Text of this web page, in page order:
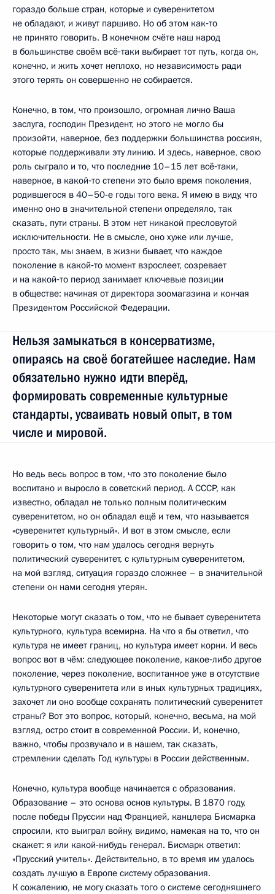
гораздо больше стран, которые и суверенитетом
не обладают, и живут паршиво. Но об этом как‑то
не принято говорить. В конечном счёте наш народ
в большинстве своём всё‑таки выбирает тот путь, когда он,
конечно, и жить хочет неплохо, но независимость ради
этого терять он совершенно не собирается.
Конечно, в том, что произошло, огромная лично Ваша
заслуга, господин Президент, но этого не могло бы
произойти, наверное, без поддержки большинства россиян,
которые поддерживали эту линию. И здесь, наверное, свою
роль сыграло и то, что последние 10–15 лет всё‑таки,
наверное, в какой‑то степени это было время поколения,
родившегося в 40–50-е годы того века. Я имею в виду, что
именно оно в значительной степени определяло, так
сказать, пути страны. В этом нет никакой пресловутой
исключительности. Не в смысле, оно хуже или лучше,
просто так, мы знаем, в жизни бывает, что каждое
поколение в какой‑то момент взрослеет, созревает
и на какой‑то период занимает ключевые позиции
в обществе: начиная от директора зоомагазина и кончая
Президентом Российской Федерации.
Нельзя замыкаться в консерватизме,
опираясь на своё богатейшее наследие. Нам
обязательно нужно идти вперёд,
формировать современные культурные
стандарты, усваивать новый опыт, в том
числе и мировой.
Но ведь весь вопрос в том, что это поколение было
воспитано и выросло в советский период. А СССР, как
известно, обладал не только полным политическим
суверенитетом, но он обладал ещё и тем, что называется
«суверенитет культурный». И вот в этом смысле, если
говорить о том, что нам удалось сегодня вернуть
политический суверенитет, с культурным суверенитетом,
на мой взгляд, ситуация гораздо сложнее – в значительной
степени он нами сегодня утерян.
Некоторые могут сказать о том, что не бывает суверенитета
культурного, культура всемирна. На что я бы ответил, что
культура не имеет границ, но культура имеет корни. И весь
вопрос вот в чём: следующее поколение, какое‑либо другое
поколение, через поколение, воспитанное уже в отсутствие
культурного суверенитета или в иных культурных традициях,
захочет ли оно вообще сохранять политический суверенитет
страны? Вот это вопрос, который, конечно, весьма, на мой
взгляд, остро стоит в современной России. И, конечно,
важно, чтобы прозвучало и в нашем, так сказать,
стремлении сделать Год культуры в России действенным.
Конечно, культура вообще начинается с образования.
Образование – это основа основ культуры. В 1870 году,
после победы Пруссии над Францией, канцлера Бисмарка
спросили, кто выиграл войну, видимо, намекая на то, что он
скажет: я или какой‑нибудь генерал. Бисмарк ответил:
«Прусский учитель». Действительно, в то время им удалось
создать лучшую в Европе систему образования.
К сожалению, не могу сказать того о системе сегодняшнего